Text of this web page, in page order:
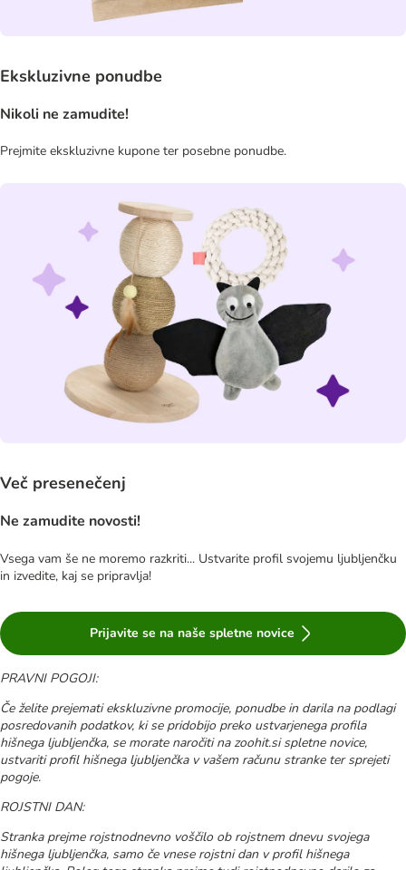
Ekskluzivne ponudbe
Nikoli ne zamudite!
Prejmite ekskluzivne kupone ter posebne ponudbe.
Več presenečenj
Ne zamudite novosti!
Vsega vam še ne moremo razkriti... Ustvarite profil svojemu ljubljenčku
in izvedite, kaj se pripravlja!
Prijavite se na naše spletne novice
PRAVNI POGOJI:
Če želite prejemati ekskluzivne promocije, ponudbe in darila na podlagi
posredovanih podatkov, ki se pridobijo preko ustvarjenega profila
hišnega ljubljenčka, se morate naročiti na zoohit.si spletne novice,
ustvariti profil hišnega ljubljenčka v vašem računu stranke ter sprejeti
pogoje.
ROJSTNI DAN:
Stranka prejme rojstnodnevno voščilo ob rojstnem dnevu svojega
hišnega ljubljenčka, samo če vnese rojstni dan v profil hišnega